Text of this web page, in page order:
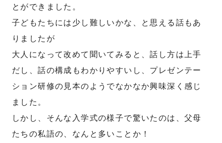
とができました。
子どもたちには少し難しいかな、と思える話もあ
りましたが
大人になって改めて聞いてみると、話し方は上手
だし、話の構成もわかりやすいし、プレゼンテー
ション研修の見本のようでなかなか興味深く感じ
ました。
しかし、そんな入学式の様子で驚いたのは、父母
たちの私語の、なんと多いことか！